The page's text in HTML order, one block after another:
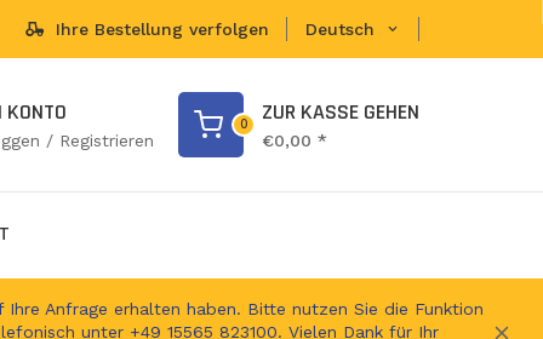
Ihre Bestellung verfolgen Deutsch
Shop
KONTO
/ Registrieren
0 ZUR KASSE GEHEN
€0,00 *
Anfrage erhalten haben. Bitte nutzen Sie die Funktion
unter +49 15565 823100. Vielen Dank für Ihr